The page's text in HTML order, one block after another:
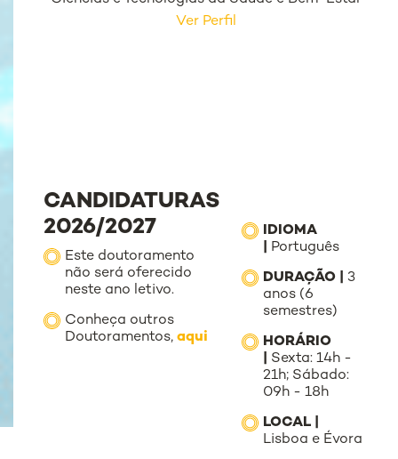
Ver Perfil
CANDIDATURAS
2026/2027
Este doutoramento
não será oferecido
neste ano letivo.
Conheça outros
Doutoramentos,aqui
IDIOMA
Português
DURAÇÃO |
3
anos (6
semestres)
HORÁRIO
Sexta: 14h -
21h; Sábado:
09h - 18h
LOCAL |
Lisboa e Évora